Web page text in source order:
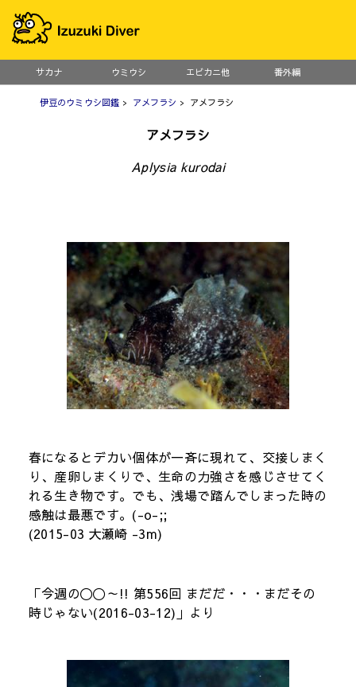
サカナ ウミウシ エビカニ他 番外編
伊豆のウミウシ図鑑 > アメフラシ > アメフラシ
アメフラシ
Aplysia kurodai
春になるとデカい個体が一斉に現れて、交接しまく
り、産卵しまくりで、生命の力強さを感じさせてく
れる生き物です。でも、浅場で踏んでしまった時の
感触は最悪です。(-o-;;
(2015-03 大瀬崎 -3m)
「今週の〇〇～!! 第556回 まだだ・・・まだその
時じゃない(2016-03-12)」より